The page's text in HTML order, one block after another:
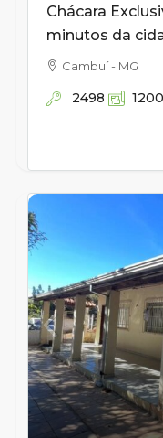
Chácara
minutos da
Cambuí - MG
2498